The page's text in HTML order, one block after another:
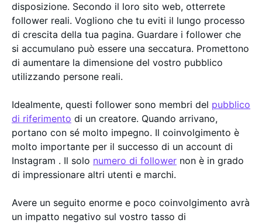
disposizione. Secondo il loro sito web, otterrete
follower reali. Vogliono che tu eviti il lungo processo
di crescita della tua pagina. Guardare i follower che
si accumulano può essere una seccatura. Promettono
di aumentare la dimensione del vostro pubblico
utilizzando persone reali.
Idealmente, questi follower sono membri del pubblico
di riferimento di un creatore. Quando arrivano,
portano con sé molto impegno. Il coinvolgimento è
molto importante per il successo di un account di
Instagram . Il solo numero di follower non è in grado
di impressionare altri utenti e marchi.
Avere un seguito enorme e poco coinvolgimento avrà
un impatto negativo sul vostro tasso di